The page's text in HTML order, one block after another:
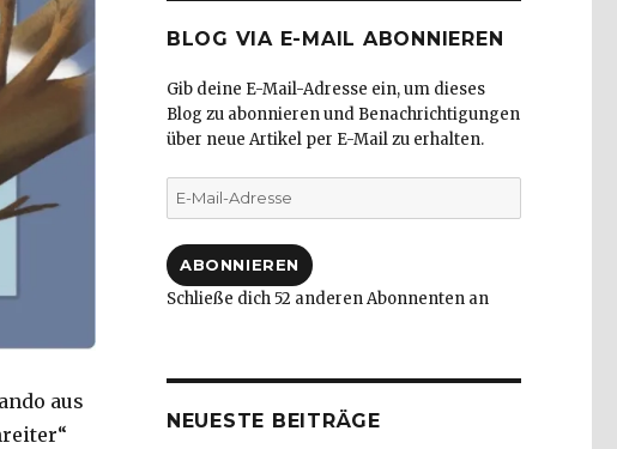
aus
BLOG VIA E-MAIL ABONNIEREN
Gib deine E-Mail-Adresse ein, um dieses
Blog zu abonnieren und Benachrichtigungen
über neue Artikel per E-Mail zu erhalten.
E-
Mail-
ABONNIEREN
Schließe dich 52 anderen Abonnenten an
NEUESTE BEITRÄGE